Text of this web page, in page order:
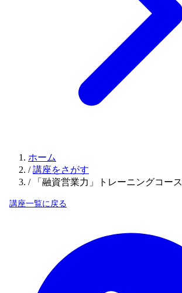
ホーム
/ 講座をさがす
/
「融資営業力」トレーニングコース
講座一覧に戻る